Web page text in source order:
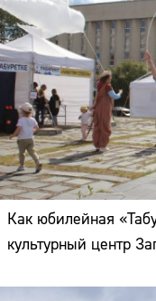
Как юбилейная
культурный центр